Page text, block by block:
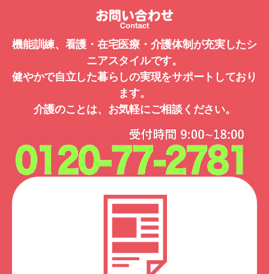
機能訓練、看護・在宅医療・介護体制が充実したシ
ニアスタイルです。
健やかで自立した暮らしの実現をサポートしており
ます。
介護のことは、お気軽にご相談ください。